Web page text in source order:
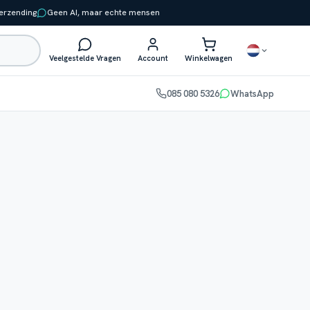
Geen AI, maar echte mensen
Veelgestelde Vragen Account Winkelwagen
085 080 5326 WhatsApp